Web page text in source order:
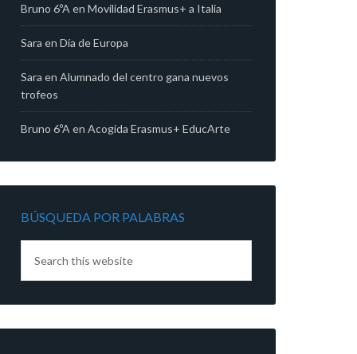
Bruno 6ºA en Movilidad Erasmus+ a Italia
Sara en Día de Europa
Sara en Alumnado del centro gana nuevos
trofeos
Bruno 6ºA en Acogida Erasmus+ EducArte
BÚSQUEDA POR PALABRAS